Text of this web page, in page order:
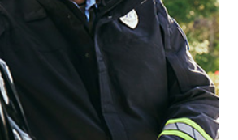
瞭解更多